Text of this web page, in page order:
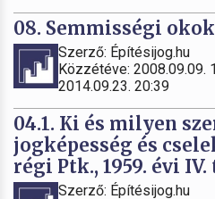
08. Semmisségi
Szerző: Építésijog.hu
Közzétéve: 2008.09.09.
2014.09.23. 20:39
04.1. Ki és milyen
jogképesség és
régi Ptk., 1959. évi IV.
Szerző: Építésijog.hu